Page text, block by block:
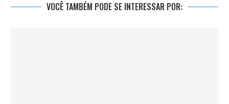
VOCÊ TAMBÉM PODE SE INTERESSAR POR: